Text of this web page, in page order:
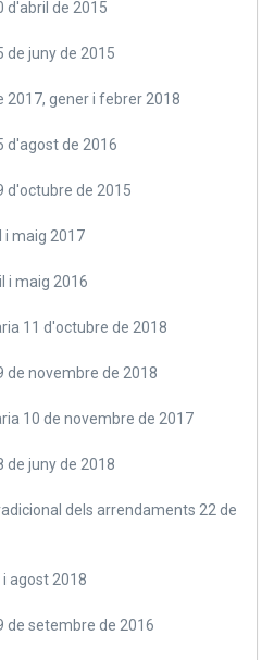
d'abril de 2015
de juny de 2015
2017, gener i febrer 2018
d'agost de 2016
d'octubre de 2015
i maig 2017
i maig 2016
11 d'octubre de 2018
de novembre de 2018
10 de novembre de 2017
de juny de 2018
dels arrendaments 22 de
i agost 2018
de setembre de 2016